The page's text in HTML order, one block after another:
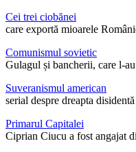
Cei trei ciobănei
care exportă mioarele
Comunismul sovietic
Gulagul și bancherii, care l-
Suveranismul american
serial despre dreapta
Primarul Capitalei
Ciprian Ciucu a fost angajat